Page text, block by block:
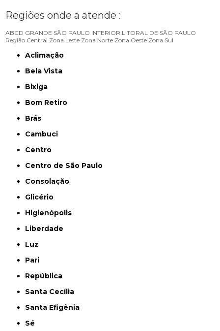
Regiões onde a atende :
ABCD GRANDE SÃO PAULO INTERIOR LITORAL DE SÃO PAULO
Região Central Zona Leste Zona Norte Zona Oeste Zona Sul
Aclimação
Bela Vista
Bixiga
Bom Retiro
Brás
Cambuci
Centro
Centro de São Paulo
Consolação
Glicério
Higienópolis
Liberdade
Luz
Pari
República
Santa Cecília
Santa Efigênia
Sé